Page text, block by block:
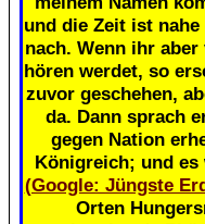
und die Zeit ist
nach. Wenn ihr
hören werdet, so
zuvor geschehen,
da. Dann sprach
gegen Nation
Königreich; und es
(Google: Jüngste
Orten